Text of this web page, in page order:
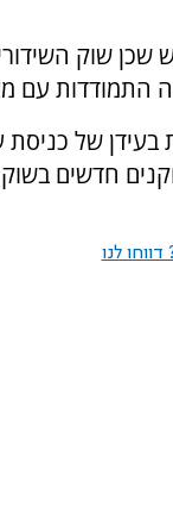
שוק
התמודדות עם
של כניסת
חדשים
לנו